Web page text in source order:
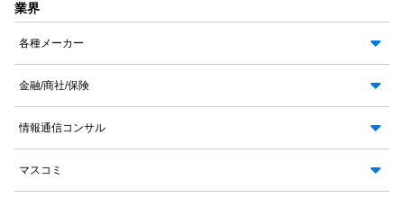
業界
各種メーカー
金融/商社/保険
情報通信コンサル
マスコミ